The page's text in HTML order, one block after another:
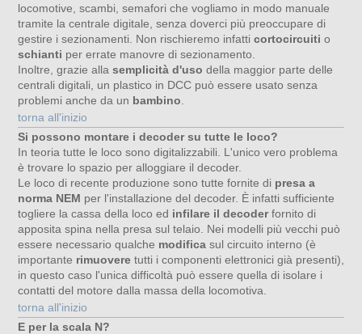
locomotive, scambi, semafori che vogliamo in modo manuale
tramite la centrale digitale, senza doverci più preoccupare di
gestire i sezionamenti. Non rischieremo infatti cortocircuiti o
schianti per errate manovre di sezionamento.
Inoltre, grazie alla semplicità d'uso della maggior parte delle
centrali digitali, un plastico in DCC può essere usato senza
problemi anche da un bambino
torna all'inizio
Si possono montare i decoder su tutte le loco?
In teoria tutte le loco sono digitalizzabili. L'unico vero problema
è trovare lo spazio per alloggiare il decoder.
Le loco di recente produzione sono tutte fornite di presa a
norma NEM per l'installazione del decoder. È infatti sufficiente
togliere la cassa della loco ed infilare il decoderfornito di
apposita spina nella presa sul telaio. Nei modelli più vecchi può
essere necessario qualche modifica sul circuito interno (è
importante rimuovere tutti i componenti elettronici già presenti),
in questo caso l'unica difficoltà può essere quella di isolare i
contatti del motore dalla massa della locomotiva.
torna all'inizio
E per la scala N?